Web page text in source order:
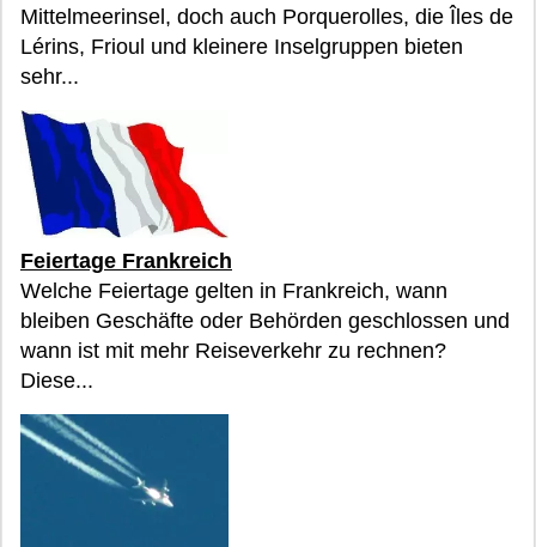
Mittelmeerinsel, doch auch Porquerolles, die Îles de
Lérins, Frioul und kleinere Inselgruppen bieten
sehr...
Feiertage Frankreich
Welche Feiertage gelten in Frankreich, wann
bleiben Geschäfte oder Behörden geschlossen und
wann ist mit mehr Reiseverkehr zu rechnen?
Diese...